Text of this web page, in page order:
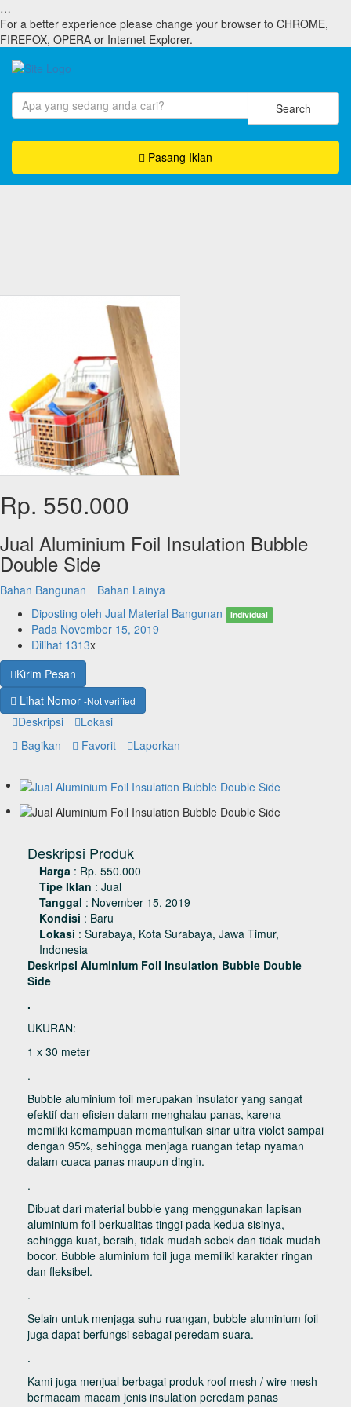
…
For a better experience please change your browser to CHROME,
FIREFOX, OPERA or Internet Explorer.
Search
Pasang Iklan
Rp. 550.000
Jual Aluminium Foil Insulation Bubble
Double Side
Bahan Bangunan
Bahan Lainya
Diposting oleh Jual Material Bangunan Individual
Pada November 15, 2019
Dilihat 1313x
Kirim Pesan
Lihat Nomor -Not verified
Deskripsi
Lokasi
Bagikan
Favorit Laporkan
Deskripsi Produk
Harga : Rp. 550.000
Tipe Iklan : Jual
Tanggal : November 15, 2019
Kondisi : Baru
Lokasi : Surabaya, Kota Surabaya, Jawa Timur,
Indonesia
Deskripsi Aluminium Foil Insulation Bubble Double
Side
.
UKURAN:
1 x 30 meter
.
Bubble aluminium foil merupakan insulator yang sangat
efektif dan efisien dalam menghalau panas, karena
memiliki kemampuan memantulkan sinar ultra violet sampai
dengan 95%, sehingga menjaga ruangan tetap nyaman
dalam cuaca panas maupun dingin.
.
Dibuat dari material bubble yang menggunakan lapisan
aluminium foil berkualitas tinggi pada kedua sisinya,
sehingga kuat, bersih, tidak mudah sobek dan tidak mudah
bocor. Bubble aluminium foil juga memiliki karakter ringan
dan fleksibel.
.
Selain untuk menjaga suhu ruangan, bubble aluminium foil
juga dapat berfungsi sebagai peredam suara.
.
Kami juga menjual berbagai produk roof mesh / wire mesh
bermacam macam jenis insulation peredam panas